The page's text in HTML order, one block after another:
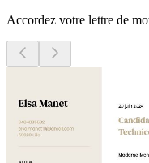
Accordez votre lettre de